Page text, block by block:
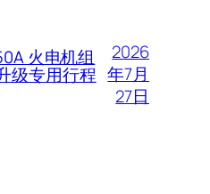
火电机组
级专用行程
2026
年7月
27日